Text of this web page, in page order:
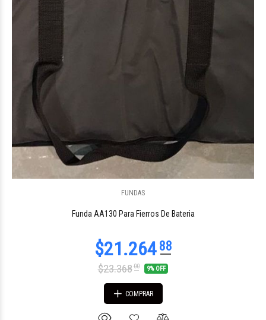
FUNDAS
Funda AA130 Para Fierros De Bateria
$23.36800 9% OFF
COMPRAR